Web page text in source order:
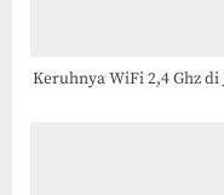
Keruhnya WiFi 2,4 Ghz di